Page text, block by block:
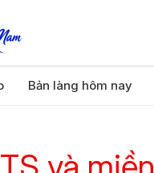
Bản làng hôm nay